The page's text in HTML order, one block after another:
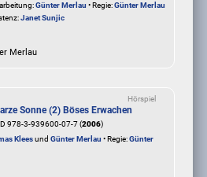
Günter Merlau • Regie:Günter Merlau
Janet Sunjic
Merlau
Hörspiel
Sonne (2) Böses Erwachen
978-3-939600-07-7 (2006)
Kleesund Günter Merlau • Regie:Günter